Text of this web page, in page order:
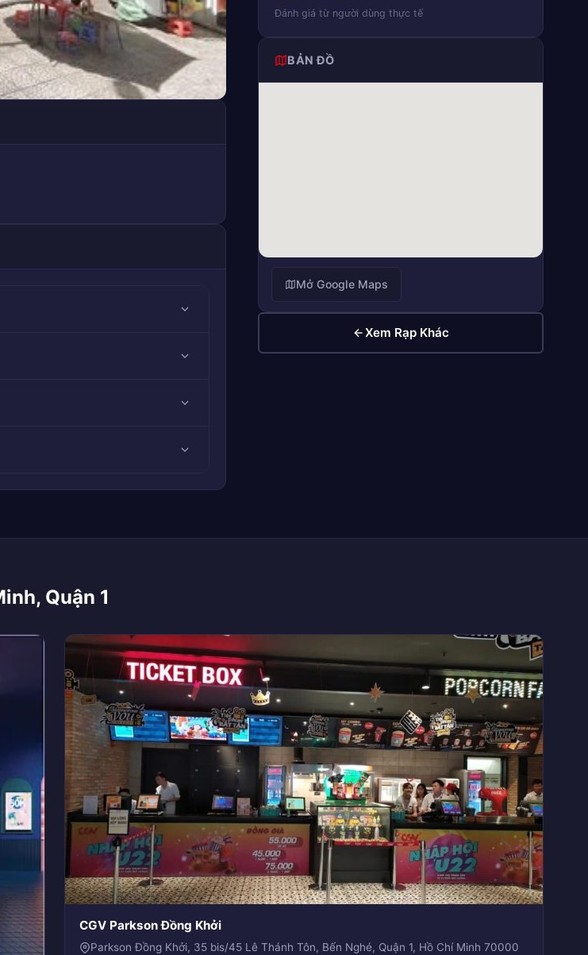
Đánh giá từ người dùng thực tế
BẢN ĐỒ
Mở Google Maps
Xem Rạp Khác
Quận 1
CGV Parkson Đồng Khởi
Parkson Đồng Khởi, 35 bis/45 Lê Thánh Tôn, Bến Nghé, Quận 1, Hồ Chí Minh 70000